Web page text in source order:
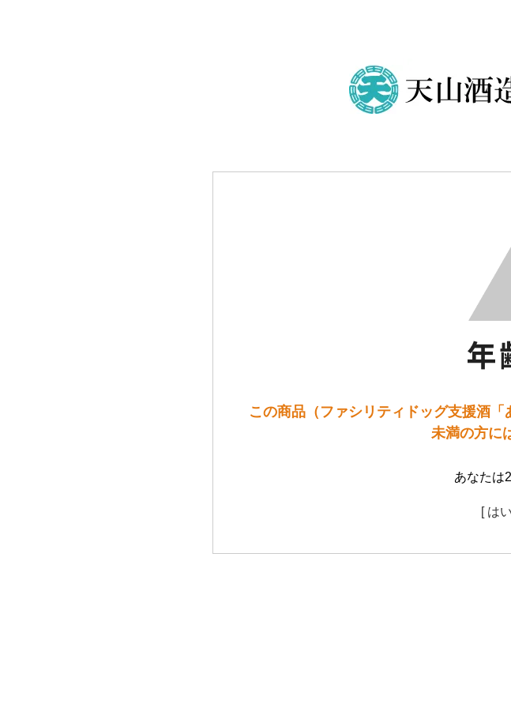
この商品（ファシリティドッグ支援酒
未満の方に
あなたは
[ は